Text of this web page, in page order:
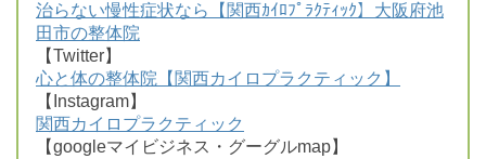
治らない慢性症状なら【関西ｶｲﾛﾌﾟﾗｸﾃｨｯｸ】大阪府池
田市の整体院
【Twitter】
心と体の整体院【関西カイロプラクティック】
【Instagram】
関西カイロプラクティック
【googleマイビジネス・グーグルmap】